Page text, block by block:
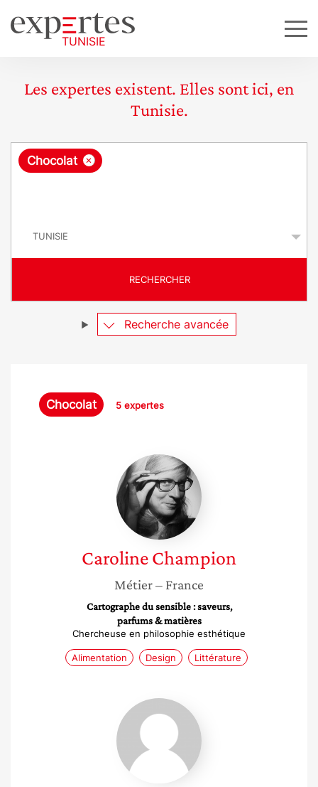
Les expertes existent. Elles sont ici, en
Tunisie.
R
ê
e
×
Chocolat
RECHERCHER
Recherche avancée
Chocolat 5 expertes
Caroline
Champion
CarolineChampion
Métier– France
Cartographe du sensible : saveurs,
parfums & matières
Chercheuse en philosophie esthétique
Alimentation Design Littérature
Sandrine
Wallez